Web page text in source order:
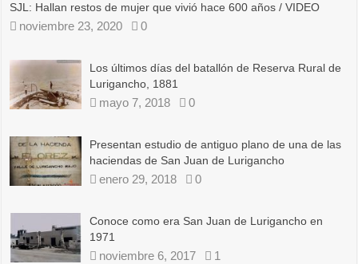
SJL: Hallan restos de mujer que vivió hace 600 años / VIDEO
noviembre 23, 2020 0
Los últimos días del batallón de Reserva Rural de
Lurigancho, 1881
mayo 7, 2018 0
Presentan estudio de antiguo plano de una de las
haciendas de San Juan de Lurigancho
enero 29, 2018 0
Conoce como era San Juan de Lurigancho en
1971
noviembre 6, 2017 1